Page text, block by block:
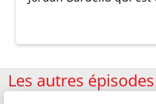
Les autres épisodes